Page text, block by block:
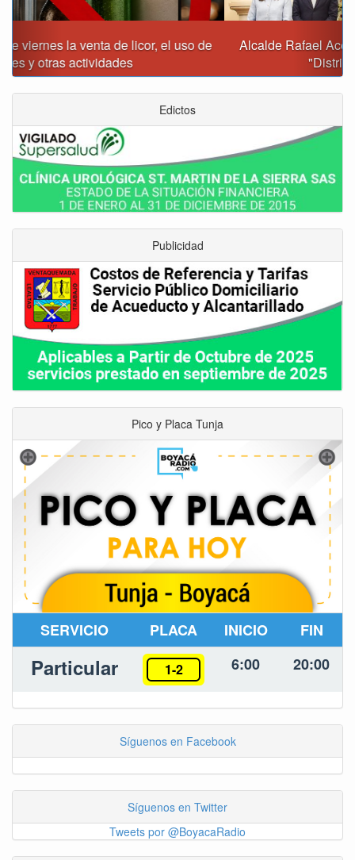
Alcalde Rafael Acevedo propone convertir a Tunja en
"Distrito Histórico y Turístico"
Edictos
Publicidad
Pico y Placa Tunja
SERVICIO PLACA INICIO FIN
Particular 1-2 6:00 20:00
Síguenos en Facebook
Síguenos en Twitter
Tweets por @BoyacaRadio